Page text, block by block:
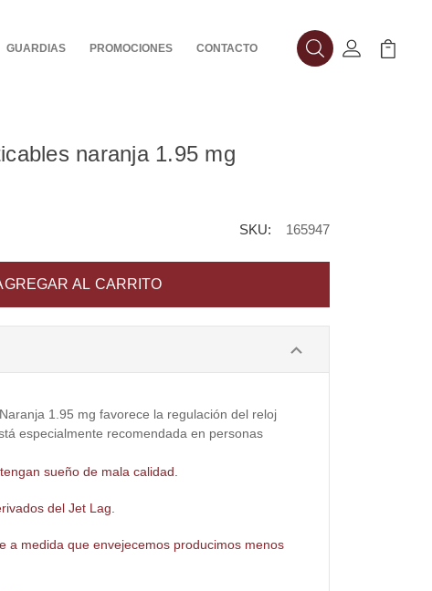
GUARDIAS PROMOCIONES CONTACTO BuscarMi Cuenta
Mi
naranja 1.95 mg
SKU: 165947
1.95 mg favorece la regulación del reloj
especialmente recomendada en personas
sueño de mala calidad.
del Jet Lag.
a medida que envejecemos producimos menos